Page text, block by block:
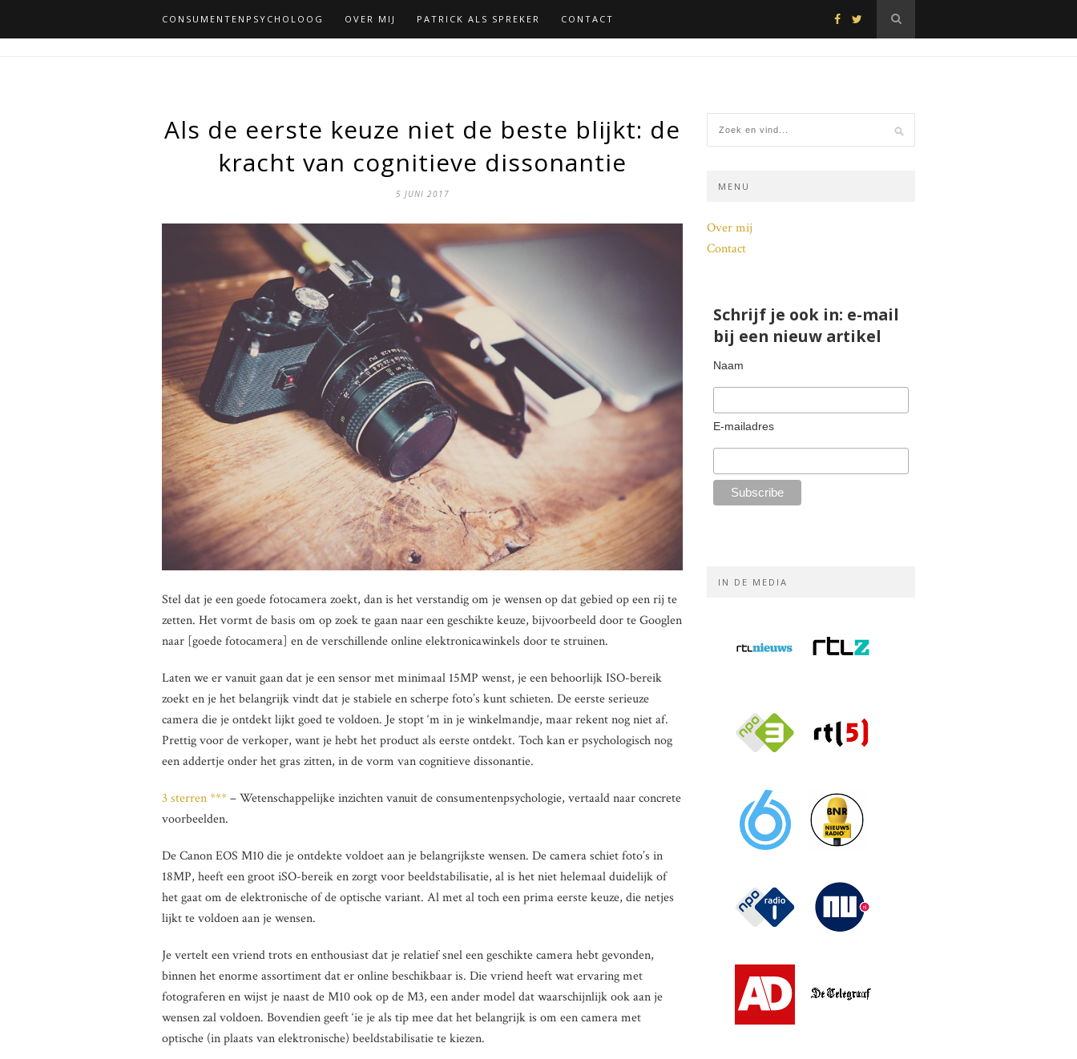
CONSUMENTENPSYCHOLOOG OVER MIJ PATRICK ALS SPREKER CONTACT
Als de eerste keuze niet de beste blijkt: de
kracht van cognitieve dissonantie
5 JUNI 2017
Stel dat je een goede fotocamera zoekt, dan is het verstandig om je wensen op dat gebied op een rij te
zetten. Het vormt de basis om op zoek te gaan naar een geschikte keuze, bijvoorbeeld door te Googlen
naar [goede fotocamera] en de verschillende online elektronicawinkels door te struinen.
Laten we er vanuit gaan dat je een sensor met minimaal 15MP wenst, je een behoorlijk ISO-bereik
zoekt en je het belangrijk vindt dat je stabiele en scherpe foto’s kunt schieten. De eerste serieuze
camera die je ontdekt lijkt goed te voldoen. Je stopt ‘m in je winkelmandje, maar rekent nog niet af.
Prettig voor de verkoper, want je hebt het product als eerste ontdekt. Toch kan er psychologisch nog
een addertje onder het gras zitten, in de vorm van cognitieve dissonantie.
3 sterren ***– Wetenschappelijke inzichten vanuit de consumentenpsychologie, vertaald naar concrete
voorbeelden.
De Canon EOS M10 die je ontdekte voldoet aan je belangrijkste wensen. De camera schiet foto’s in
18MP, heeft een groot iSO-bereik en zorgt voor beeldstabilisatie, al is het niet helemaal duidelijk of
het gaat om de elektronische of de optische variant. Al met al toch een prima eerste keuze, die netjes
lijkt te voldoen aan je wensen.
Je vertelt een vriend trots en enthousiast dat je relatief snel een geschikte camera hebt gevonden,
binnen het enorme assortiment dat er online beschikbaar is. Die vriend heeft wat ervaring met
fotograferen en wijst je naast de M10 ook op de M3, een ander model dat waarschijnlijk ook aan je
wensen zal voldoen. Bovendien geeft ‘ie je als tip mee dat het belangrijk is om een camera met
optische (in plaats van elektronische) beeldstabilisatie te kiezen.
MENU
Over mij
Contact
Schrijf je ook in: e-mail
bij een nieuw artikel
Naam
E-mailadres
IN DE MEDIA